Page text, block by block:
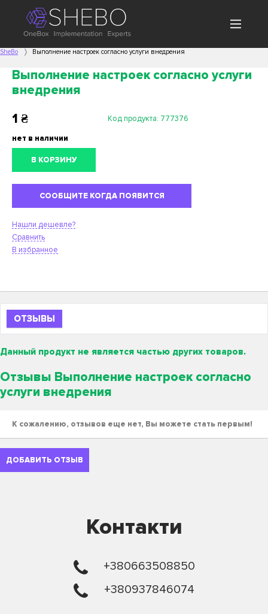
SheBo Выполнение настроек согласно услуги внедрения
Выполнение настроек согласно услуги
внедрения
1 ₴ Код продукта: 777376
нет в наличии
В КОРЗИНУ
СООБЩИТЕ КОГДА ПОЯВИТСЯ
Нашли дешевле?
Сравнить
В избранное
ОТЗЫВЫ
Данный продукт не является частью других товаров.
Отзывы Выполнение настроек согласно
услуги внедрения
К сожалению, отзывов еще нет, Вы можете стать первым!
ДОБАВИТЬ ОТЗЫВ
Контакти
+380663508850
+380937846074